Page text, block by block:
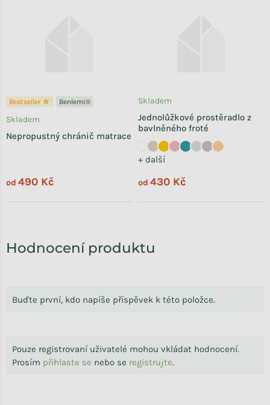
Hodnocení produktu
Buďte první, kdo napíše příspěvek k této položce.
Pouze registrovaní uživatelé mohou vkládat hodnocení.
Prosím přihlaste se nebo se registrujte.
Bestseller ☆ Benlemi®
Nepropustný chránič matrace
Skladem
od 490 Kč
Jednolůžkové prostěradlo z
bavlněného froté
+ další
Skladem
od 430 Kč